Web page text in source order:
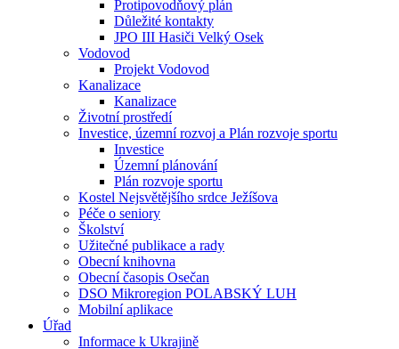
Protipovodňový plán
Důležité kontakty
JPO III Hasiči Velký Osek
Vodovod
Projekt Vodovod
Kanalizace
Kanalizace
Životní prostředí
Investice, územní rozvoj a Plán rozvoje sportu
Investice
Územní plánování
Plán rozvoje sportu
Kostel Nejsvětějšího srdce Ježíšova
Péče o seniory
Školství
Užitečné publikace a rady
Obecní knihovna
Obecní časopis Osečan
DSO Mikroregion POLABSKÝ LUH
Mobilní aplikace
Úřad
Informace k Ukrajině